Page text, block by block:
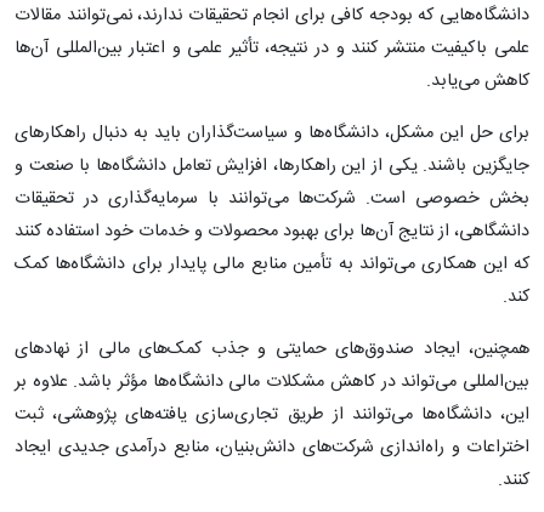
دانشگاه‌هایی که بودجه کافی برای انجام تحقیقات ندارند، نمی‌توانند مقالات
علمی باکیفیت منتشر کنند و در نتیجه، تأثیر علمی و اعتبار بین‌المللی آن‌ها
کاهش می‌یابد.
برای حل این مشکل، دانشگاه‌ها و سیاست‌گذاران باید به دنبال راهکارهای
جایگزین باشند. یکی از این راهکارها، افزایش تعامل دانشگاه‌ها با صنعت و
بخش خصوصی است. شرکت‌ها می‌توانند با سرمایه‌گذاری در تحقیقات
دانشگاهی، از نتایج آن‌ها برای بهبود محصولات و خدمات خود استفاده کنند
که این همکاری می‌تواند به تأمین منابع مالی پایدار برای دانشگاه‌ها کمک
کند.
همچنین، ایجاد صندوق‌های حمایتی و جذب کمک‌های مالی از نهادهای
بین‌المللی می‌تواند در کاهش مشکلات مالی دانشگاه‌ها مؤثر باشد. علاوه بر
این، دانشگاه‌ها می‌توانند از طریق تجاری‌سازی یافته‌های پژوهشی، ثبت
اختراعات و راه‌اندازی شرکت‌های دانش‌بنیان، منابع درآمدی جدیدی ایجاد
کنند.